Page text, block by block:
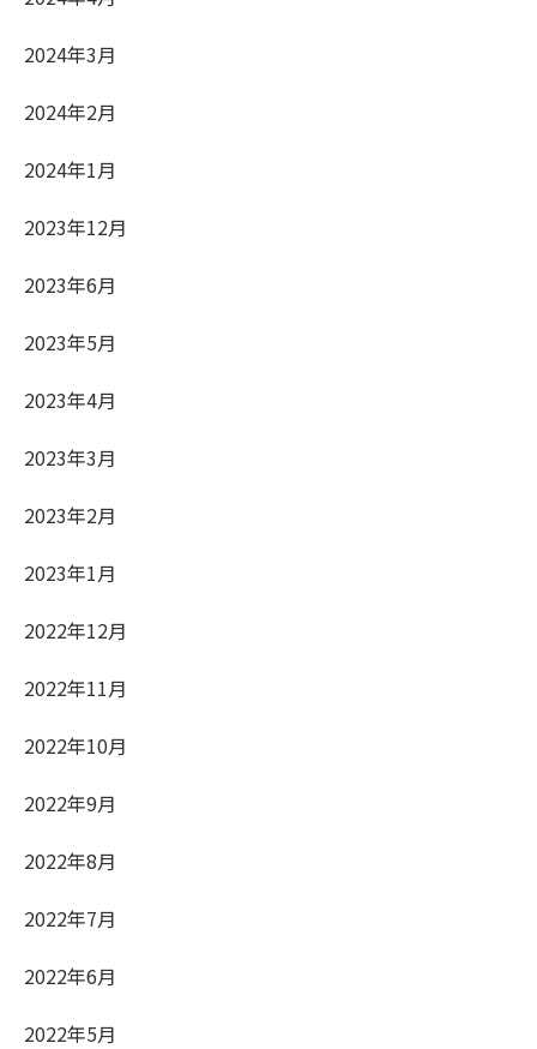
2024年3月
2024年2月
2024年1月
2023年12月
2023年6月
2023年5月
2023年4月
2023年3月
2023年2月
2023年1月
2022年12月
2022年11月
2022年10月
2022年9月
2022年8月
2022年7月
2022年6月
2022年5月